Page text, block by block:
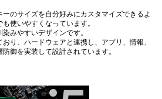
のサイズを自分好みにカスタマイズできるよ
使いやすくなっています。
みやすいデザインです。
り、ハードウェアと連携し、アプリ、情報、
御を実装して設計されています。